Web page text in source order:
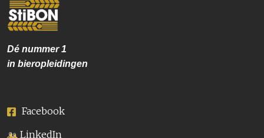
Dé nummer1
in bieropleidingen
Facebook
LinkedIn